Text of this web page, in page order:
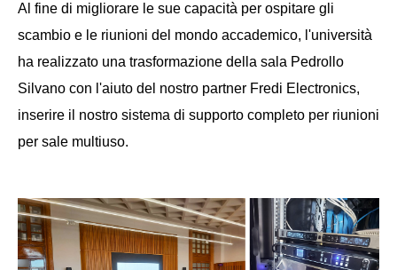
Al fine di migliorare le sue capacità per ospitare gli
scambio e le riunioni del mondo accademico, l'università
ha realizzato una trasformazione della sala Pedrollo
Silvano con l'aiuto del nostro partner Fredi Electronics,
inserire il nostro sistema di supporto completo per riunioni
per sale multiuso.